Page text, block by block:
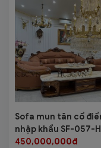
Sofa mun tân cổ
nhập khẩu SF-057-
450,000,000đ